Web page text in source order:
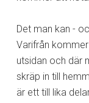
Det man kan -
Varifrån
utsidan och där
skräp in till
är ett till lika